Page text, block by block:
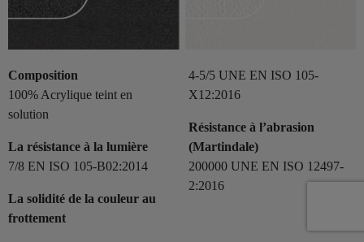
Composition
100% Acrylique teint en
solution
La résistance à la lumière
7/8 EN ISO 105-B02:2014
La solidité de la couleur au
frottement
4-5/5 UNE EN ISO 105-
X12:2016
Résistance à l’abrasion
(Martindale)
200000 UNE EN ISO 12497-
2:2016